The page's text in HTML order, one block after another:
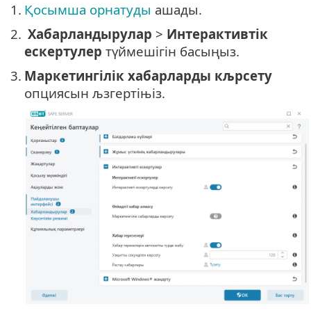
1. Қосымша орнатуды ашады.
2. Хабарландырулар > Интерактивтік
ескертулер түймешігін басыңыз.
3. Маркетингілік хабарларды кљрсету
опциясын љзгертіњіз.